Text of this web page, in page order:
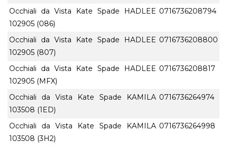
Occhiali da Vista Kate Spade HADLEE
102905 (086)
0716736208794
Occhiali da Vista Kate Spade HADLEE
102905 (807)
0716736208800
Occhiali da Vista Kate Spade HADLEE
102905 (MFX)
0716736208817
Occhiali da Vista Kate Spade KAMILA
103508 (1ED)
0716736264974
Occhiali da Vista Kate Spade KAMILA
103508 (3H2)
0716736264998